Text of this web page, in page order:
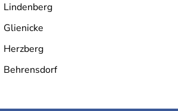
Lindenberg
Glienicke
Herzberg
Behrensdorf